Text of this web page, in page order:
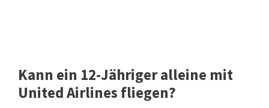
Kann ein 12-Jähriger alleine mit
United Airlines fliegen?